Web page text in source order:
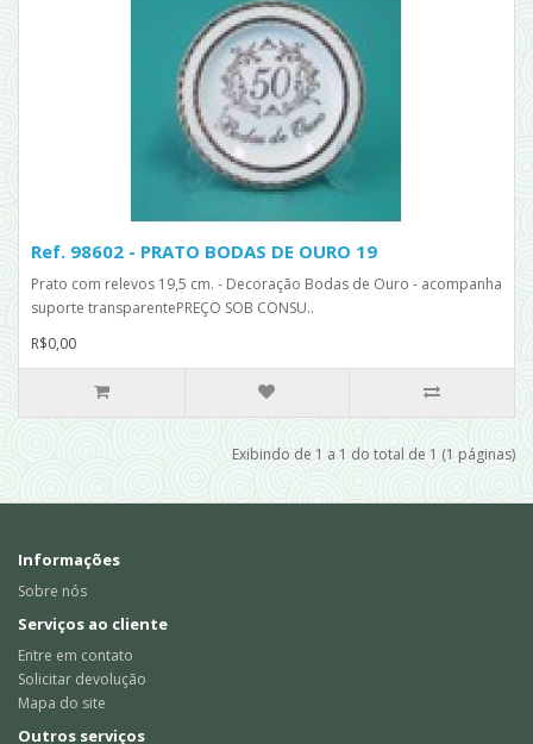
Ref. 98602 - PRATO BODAS DE OURO 19
Prato com relevos 19,5 cm. - Decoração Bodas de Ouro - acompanha
suporte transparentePREÇO SOB CONSU..
R$0,00
Exibindo de 1 a 1 do total de 1 (1 páginas)
Informações
Sobre nós
Serviços ao cliente
Entre em contato
Solicitar devolução
Mapa do site
Outros serviços